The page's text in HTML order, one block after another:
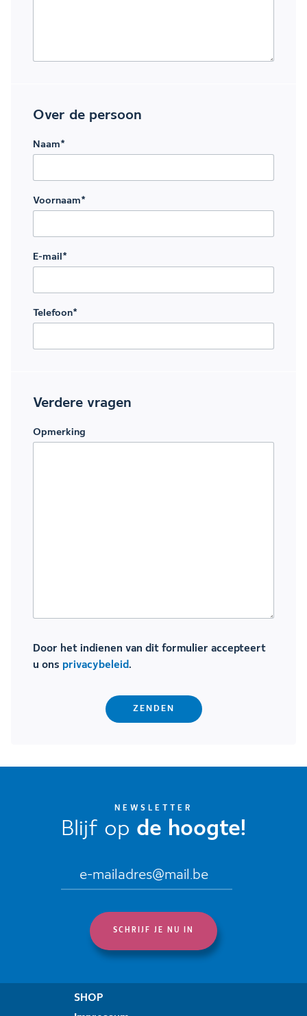
Over de persoon
Naam*
Voornaam*
E-mail *
Telefoon*
Verdere vragen
Opmerking
Door het indienen van dit formulier accepteert
u ons privacybeleid.
NEWSLETTER
Blijf op de hoogte!
SHOP